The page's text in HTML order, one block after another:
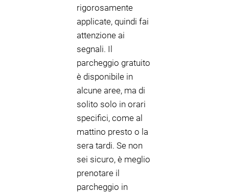
rigorosamente
applicate, quindi fai
attenzione ai
segnali. Il
parcheggio gratuito
è disponibile in
alcune aree, ma di
solito solo in orari
specifici, come al
mattino presto o la
sera tardi. Se non
sei sicuro, è meglio
prenotare il
parcheggio in